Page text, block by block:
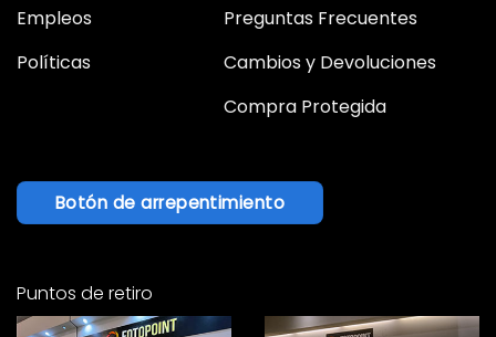
Empleos
Políticas
Preguntas Frecuentes
Cambios y Devoluciones
Compra Protegida
Botón de arrepentimiento
Puntos de retiro